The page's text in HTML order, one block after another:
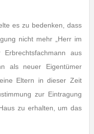
es zu bedenken, dass
nicht mehr „Herr im
aus
als neuer Eigentümer
Eltern in dieser Zeit
zur Eintragung
zu erhalten, um das